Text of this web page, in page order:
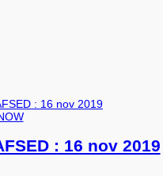
: 16 nov 2019